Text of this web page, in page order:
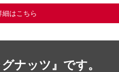
細はこちら
ナッツ』です。